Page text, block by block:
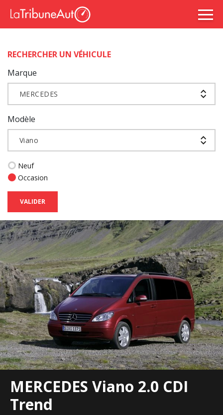
RECHERCHER UN VÉHICULE
Marque
MERCEDES
Modèle
Viano
Neuf
Occasion
VALIDER
MERCEDES Viano 2.0 CDI
Trend